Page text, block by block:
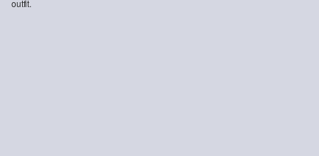
outfit.